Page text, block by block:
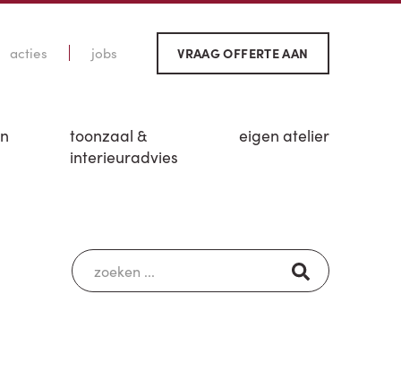
acties jobs VRAAG OFFERTE AAN
toonzaal &
interieuradvies
eigen atelier